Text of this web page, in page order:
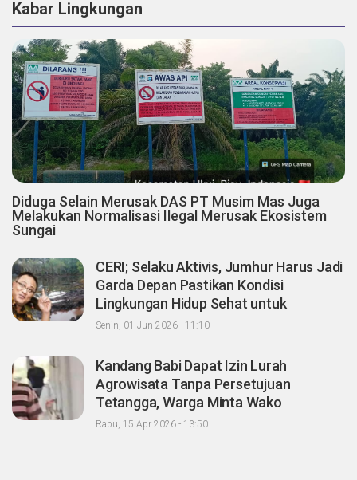
Kabar Lingkungan
Diduga Selain Merusak DAS PT Musim Mas Juga
Melakukan Normalisasi Ilegal Merusak Ekosistem
Sungai
CERI; Selaku Aktivis, Jumhur Harus Jadi
Garda Depan Pastikan Kondisi
Lingkungan Hidup Sehat untuk
Masyarakat "Apalagi Setelah menjadi
Senin, 01 Jun 2026 - 11:10
Kandang Babi Dapat Izin Lurah
Agrowisata Tanpa Persetujuan
Tetangga, Warga Minta Wako
Pekanbaru Nonaktifkan Zulken
Rabu, 15 Apr 2026 - 13:50